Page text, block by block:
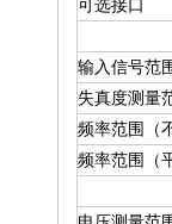
可选接口
输入信号范
失真度测量
频率范围（
频率范围（